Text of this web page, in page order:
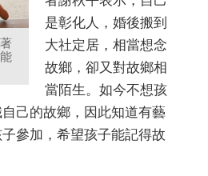
是彰化人，婚後搬到
大社定居，相當想念
故鄉，卻又對故鄉相
當陌生。如今不想孩
己的故鄉，因此知道有藝
參加，希望孩子能記得故